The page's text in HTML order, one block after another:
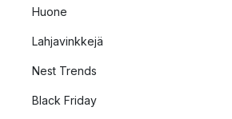
Huone
Lahjavinkkejä
Nest Trends
Black Friday